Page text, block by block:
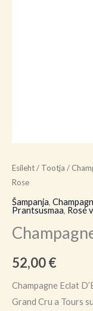
Esileht/ Tootja /
Rose
Šampanja,
Prantsusmaa, Rosé
52,00€
Champagne Eclat
Grand Cru a Tours